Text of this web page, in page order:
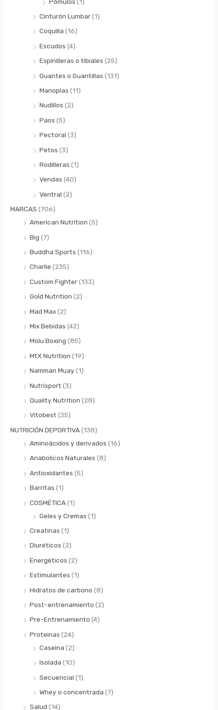
Cinturón Lumbar(1)
Coquilla (16)
Escudos (4)
Espinilleras o tibiales (25)
Guantes o Guantillas (131)
Manoplas (11)
Nudillos (2)
Paos (5)
Pectoral (3)
Petos (3)
Rodilleras (1)
Vendas (40)
Ventral (2)
MARCAS (706)
American Nutrition (5)
Big (7)
Buddha Sports (116)
Charlie (235)
Custom Fighter(133)
Gold Nutrition (2)
Mad Max(2)
Mix Bebidas (42)
Molu Boxing (85)
MtX Nutrition (19)
Namman Muay (1)
Nutrisport (3)
Quality Nutrition (28)
Vitobest(35)
NUTRICIÓN DEPORTIVA(138)
Aminoácidos y derivados (16)
Anabolicos Naturales (8)
Antioxidantes (5)
Barritas (1)
COSMÉTICA(1)
Geles y Cremas (1)
Creatinas (1)
Diuréticos (2)
Energéticos (2)
Estimulantes (1)
Hidratos de carbono (8)
Post-entrenamiento (2)
Pre-Entrenamiento (4)
Proteinas (24)
Caseina (2)
Isolada (10)
Secuencial (1)
Whey o concentrada (7)
Salud (14)